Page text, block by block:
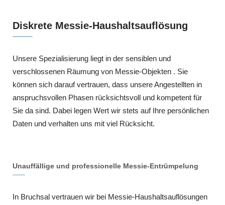
Diskrete Messie-Haushaltsauflösung
Unsere Spezialisierung liegt in der sensiblen und
verschlossenen Räumung von Messie-Objekten . Sie
können sich darauf vertrauen, dass unsere Angestellten in
anspruchsvollen Phasen rücksichtsvoll und kompetent für
Sie da sind. Dabei legen Wert wir stets auf Ihre persönlichen
Daten und verhalten uns mit viel Rücksicht.
Unauffällige und professionelle Messie-Entrümpelung
In Bruchsal vertrauen wir bei Messie-Haushaltsauflösungen